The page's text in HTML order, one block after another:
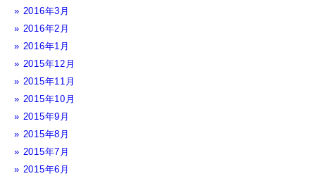
2016年3月
2016年2月
2016年1月
2015年12月
2015年11月
2015年10月
2015年9月
2015年8月
2015年7月
2015年6月